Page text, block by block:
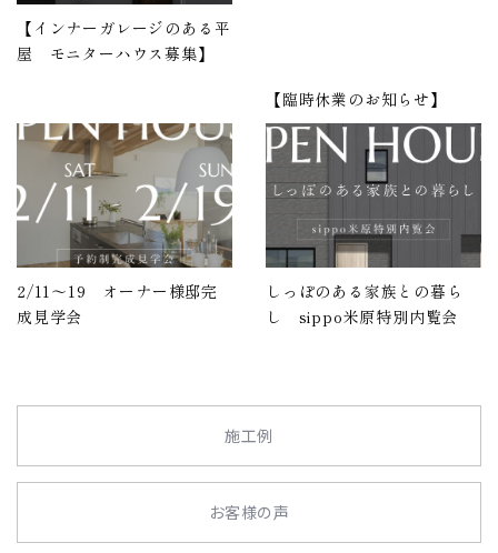
【インナーガレージのある平
屋 モニターハウス募集】
【臨時休業のお知らせ】
2/11～19 オーナー様邸完
成見学会
しっぽのある家族との暮ら
し sippo米原特別内覧会
施工例
お客様の声